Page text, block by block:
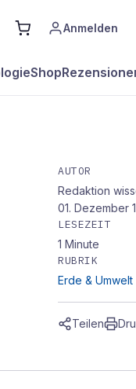
Anmelden
Shop
AUTOR
Redaktion
01. Dezember
LESEZEIT
1 Minute
RUBRIK
Erde & Umwelt
Teilen